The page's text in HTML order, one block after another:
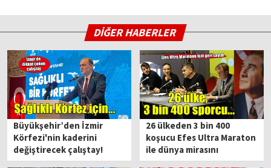
DİĞER HABERLER
Büyükşehir’den İzmir
Körfezi'nin kaderini
değiştirecek çalıştay!
26 ülkeden 3 bin 400
koşucu Efes Ultra Maraton
ile dünya mirasını
keşfedecek